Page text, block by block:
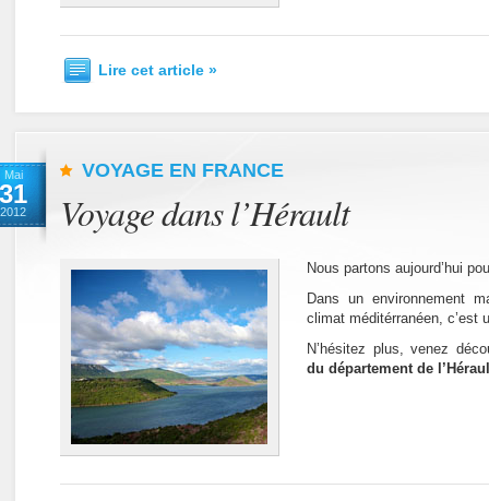
Lire cet article »
Mai
31
2012
VOYAGE EN FRANCE
Voyage dans l’Hérault
Nous partons aujourd’hui
Dans un environnement
climat méditérranéen, c’est
N’hésitez plus, venez
du département de